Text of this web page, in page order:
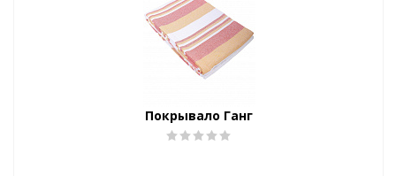
Покрывало Ганг